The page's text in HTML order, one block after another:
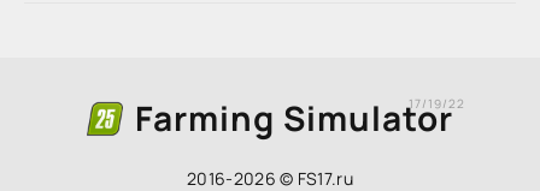
Farming Simulator
17/19/22
2016-2026 © FS17.ru